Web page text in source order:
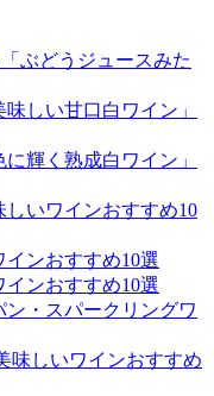
ぶどうジュースみた
しい甘口白ワイン」
輝く熟成白ワイン」
いワインおすすめ10
ンおすすめ10選
ンおすすめ10選
・スパークリングワ
味しいワインおすすめ